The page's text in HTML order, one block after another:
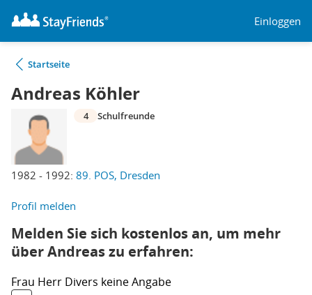
Einloggen
Startseite
Andreas Köhler
1982 - 1992: 89. POS, Dresden
4 Schulfreunde
Profil melden
Melden Sie sich kostenlos an, um mehr
über Andreas zu erfahren:
Frau Herr Divers keine Angabe